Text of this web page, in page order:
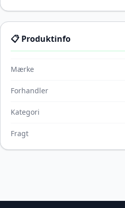
📋 Produktinfo
Mærke
Forhandler
Kategori
Fragt